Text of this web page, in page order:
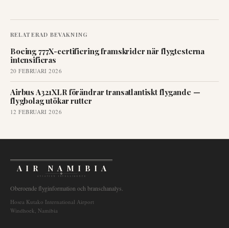
RELATERAD BEVAKNING
Boeing 777X-certifiering framskrider när flygtesterna
intensifieras
20 FEBRUARI 2026
Airbus A321XLR förändrar transatlantiskt flygande —
flygbolag utökar rutter
12 FEBRUARI 2026
AIR NAMIBIA
AVIATION INTELLIGENCE
Oberoende flyginformation och branschanalys.
Hosea Kutako International Airport
Windhoek, Namibia